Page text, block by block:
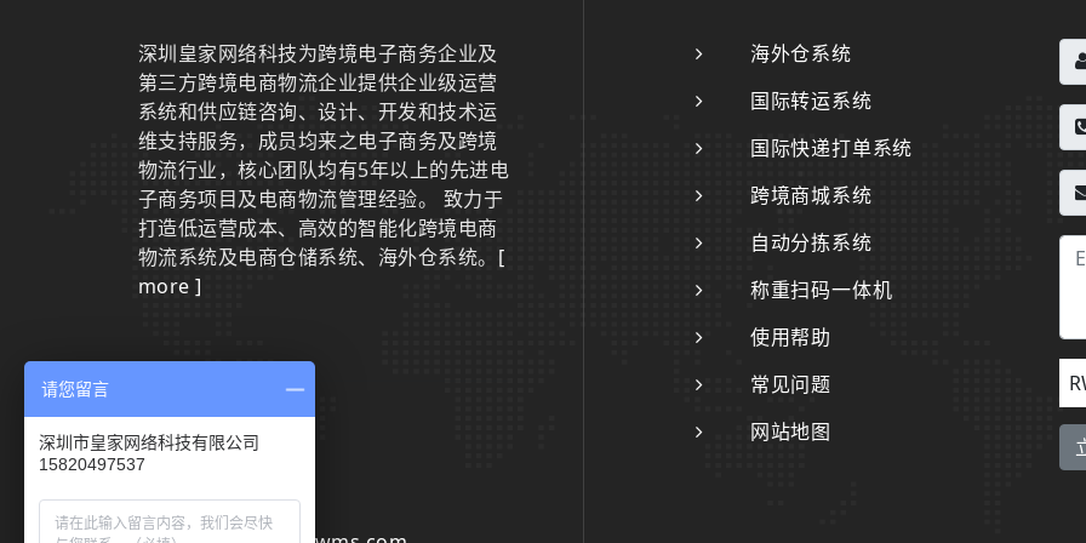
深圳皇家网络科技为跨境电子商务企业及
第三方跨境电商物流企业提供企业级运营
系统和供应链咨询、设计、开发和技术运
维支持服务，成员均来之电子商务及跨境
物流行业，核心团队均有5年以上的先进电
子商务项目及电商物流管理经验。 致力于
打造低运营成本、高效的智能化跨境电商
物流系统及电商仓储系统、海外仓系统。 [
more ]
联系我们
0755-29801942
海外仓系统
国际转运系统
国际快递打单系统
跨境商城系统
自动分拣系统
称重扫码一体机
使用帮助
常见问题
网站地图
请您留言
深圳市皇家网络科技有限公司
15820497537